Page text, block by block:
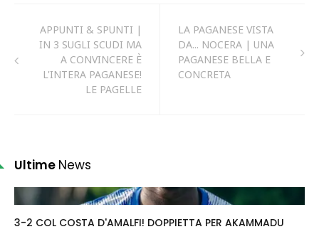
APPUNTI & SPUNTI |
IN 3 SUGLI SCUDI MA
A CONVINCERE È
L'INTERA PAGANESE!
LE PAGELLE
LA PAGANESE VISTA
DA... NOCERA | UNA
PAGANESE BELLA E
CONCRETA
Ultime News
3-2 COL COSTA D'AMALFI! DOPPIETTA PER AKAMMADU